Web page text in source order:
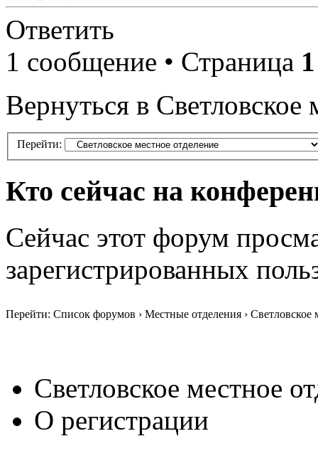
Ответить
1 сообщение • Страница 1
Вернуться в Светловское
Перейти:
Кто сейчас на
Сейчас этот форум
зарегистрированных
Перейти: Список форумов › Местные отделения › Светловское
Светловское местное
О регистрации